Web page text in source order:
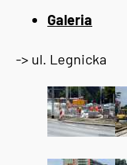
Galeria
-> ul. Legnicka